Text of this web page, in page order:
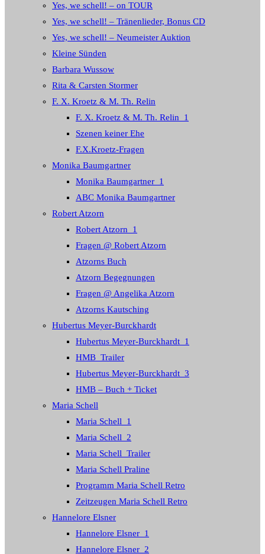
Yes, we schell! – on TOUR
Yes, we schell! – Tränenlieder, Bonus CD
Yes, we schell! – Neumeister Auktion
Kleine Sünden
Barbara Wussow
Rita & Carsten Stormer
F. X. Kroetz & M. Th. Relin
F. X. Kroetz & M. Th. Relin_1
Szenen keiner Ehe
F.X.Kroetz-Fragen
Monika Baumgartner
Monika Baumgartner_1
ABC Monika Baumgartner
Robert Atzorn
Robert Atzorn_1
Fragen @ Robert Atzorn
Atzorns Buch
Atzorn Begegnungen
Fragen @ Angelika Atzorn
Atzorns Kautsching
Hubertus Meyer-Burckhardt
Hubertus Meyer-Burckhardt_1
HMB_Trailer
Hubertus Meyer-Burckhardt_3
HMB – Buch + Ticket
Maria Schell
Maria Schell_1
Maria Schell_2
Maria Schell_Trailer
Maria Schell Praline
Programm Maria Schell Retro
Zeitzeugen Maria Schell Retro
Hannelore Elsner
Hannelore Elsner_1
Hannelore Elsner_2